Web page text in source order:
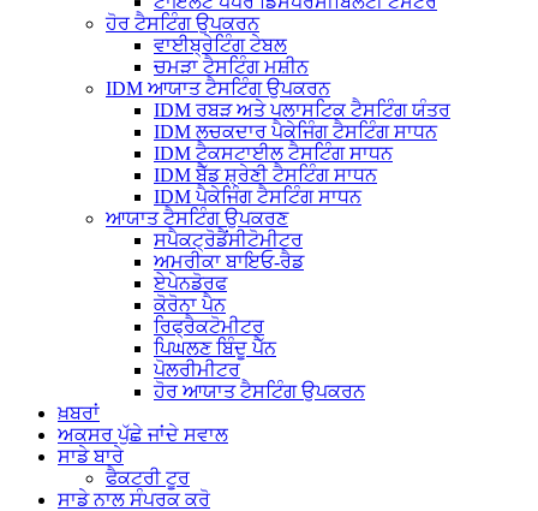
ਹੋਰ ਟੈਸਟਿੰਗ ਉਪਕਰਨ
ਵਾਈਬ੍ਰੇਟਿੰਗ ਟੇਬਲ
ਚਮੜਾ ਟੈਸਟਿੰਗ ਮਸ਼ੀਨ
IDM ਆਯਾਤ ਟੈਸਟਿੰਗ ਉਪਕਰਨ
IDM ਰਬੜ ਅਤੇ ਪਲਾਸਟਿਕ ਟੈਸਟਿੰਗ ਯੰਤਰ
IDM ਲਚਕਦਾਰ ਪੈਕੇਜਿੰਗ ਟੈਸਟਿੰਗ ਸਾਧਨ
IDM ਟੈਕਸਟਾਈਲ ਟੈਸਟਿੰਗ ਸਾਧਨ
IDM ਬੈੱਡ ਸ਼੍ਰੇਣੀ ਟੈਸਟਿੰਗ ਸਾਧਨ
IDM ਪੈਕੇਜਿੰਗ ਟੈਸਟਿੰਗ ਸਾਧਨ
ਆਯਾਤ ਟੈਸਟਿੰਗ ਉਪਕਰਣ
ਸਪੈਕਟ੍ਰੋਡੈਂਸੀਟੋਮੀਟਰ
ਅਮਰੀਕਾ ਬਾਇਓ-ਰੈਡ
ਏਪੇਨਡੋਰਫ
ਕੋਰੋਨਾ ਪੈਨ
ਰਿਫ੍ਰੈਕਟੋਮੀਟਰ
ਪਿਘਲਣ ਬਿੰਦੂ ਪੈੱਨ
ਪੋਲਰੀਮੀਟਰ
ਹੋਰ ਆਯਾਤ ਟੈਸਟਿੰਗ ਉਪਕਰਨ
ਖ਼ਬਰਾਂ
ਅਕਸਰ ਪੁੱਛੇ ਜਾਂਦੇ ਸਵਾਲ
ਸਾਡੇ ਬਾਰੇ
ਫੈਕਟਰੀ ਟੂਰ
ਸਾਡੇ ਨਾਲ ਸੰਪਰਕ ਕਰੋ